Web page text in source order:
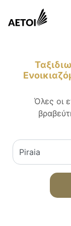
Όλες οι